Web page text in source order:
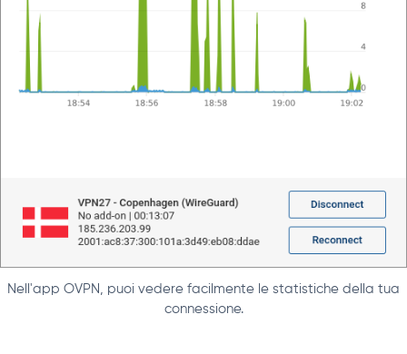
Nell'app OVPN, puoi vedere facilmente le statistiche della tua
connessione.